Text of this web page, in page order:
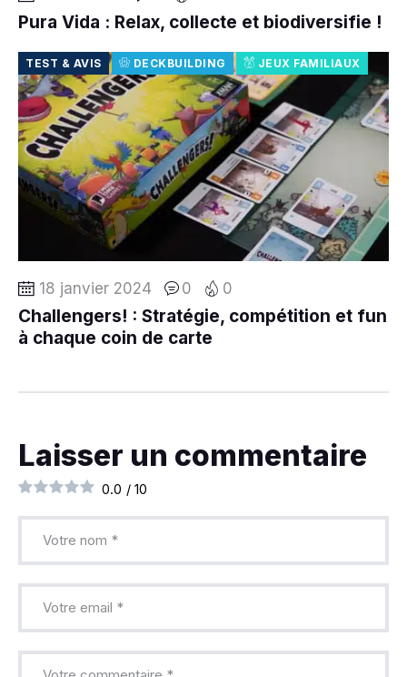
Pura Vida : Relax, collecte et biodiversifie !
TEST & AVIS DECKBUILDING JEUX FAMILIAUX
18 janvier 2024 0 0
Challengers! : Stratégie, compétition et fun
à chaque coin de carte
Laisser un commentaire
0.0 / 10